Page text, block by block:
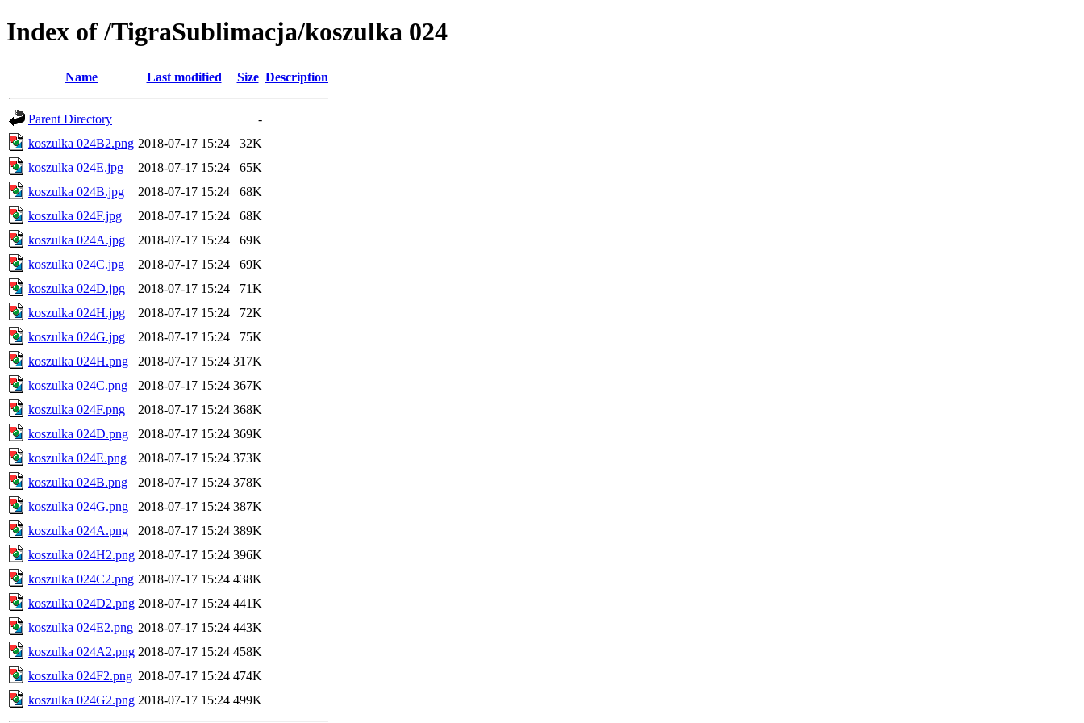
Index of /TigraSublimacja/koszulka 024
Name Last modified Size Description
Parent Directory
-
koszulka 024B2.png 2018-07-17 15:24
32K
koszulka 024E.jpg
2018-07-17 15:24
65K
koszulka 024B.jpg
2018-07-17 15:24
68K
koszulka 024F.jpg
2018-07-17 15:24
68K
koszulka 024A.jpg
2018-07-17 15:24
69K
koszulka 024C.jpg
2018-07-17 15:24
69K
koszulka 024D.jpg
2018-07-17 15:24
71K
koszulka 024H.jpg
2018-07-17 15:24
72K
koszulka 024G.jpg
2018-07-17 15:24
75K
koszulka 024H.png
2018-07-17 15:24 317K
koszulka 024C.png
2018-07-17 15:24 367K
koszulka 024F.png
2018-07-17 15:24 368K
koszulka 024D.png
2018-07-17 15:24 369K
koszulka 024E.png
2018-07-17 15:24 373K
koszulka 024B.png
2018-07-17 15:24 378K
koszulka 024G.png
2018-07-17 15:24 387K
koszulka 024A.png
2018-07-17 15:24 389K
koszulka 024H2.png 2018-07-17 15:24 396K
koszulka 024C2.png 2018-07-17 15:24 438K
koszulka 024D2.png 2018-07-17 15:24 441K
koszulka 024E2.png 2018-07-17 15:24 443K
koszulka 024A2.png 2018-07-17 15:24 458K
koszulka 024F2.png 2018-07-17 15:24 474K
koszulka 024G2.png 2018-07-17 15:24 499K